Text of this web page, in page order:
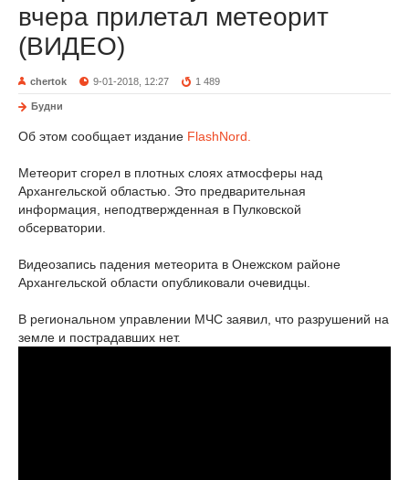
вчера прилетал метеорит
(ВИДЕО)
chertok 9-01-2018, 12:27 1 489
Будни
Об этом сообщает издание FlashNord.
Метеорит сгорел в плотных слоях атмосферы над
Архангельской областью. Это предварительная
информация, неподтвержденная в Пулковской
обсерватории.
Видеозапись падения метеорита в Онежском районе
Архангельской области опубликовали очевидцы.
В региональном управлении МЧС заявил, что разрушений на
земле и пострадавших нет.